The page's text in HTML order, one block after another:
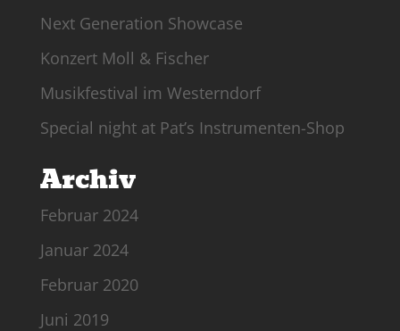
Next Generation Showcase
Konzert Moll & Fischer
Musikfestival im Westerndorf
Special night at Pat’s Instrumenten-Shop
Archiv
Februar 2024
Januar 2024
Februar 2020
Juni 2019